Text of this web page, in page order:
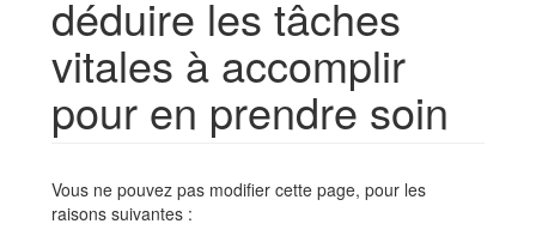
déduire les tâches
vitales à accomplir
pour en prendre soin
Vous ne pouvez pas modifier cette page, pour les
raisons suivantes :